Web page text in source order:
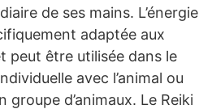
de ses mains. L’énergie
adaptée aux
peut être utilisée dans le
avec l’animal ou
groupe d’animaux. Le Reiki